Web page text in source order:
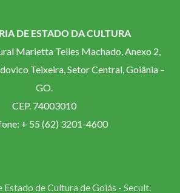
DE ESTADO DA CULTURA
Marietta Telles Machado, Anexo 2,
Teixeira, Setor Central, Goiânia –
GO.
CEP. 74003010
+ 55 (62) 3201-4600
de Cultura de Goiás - Secult.